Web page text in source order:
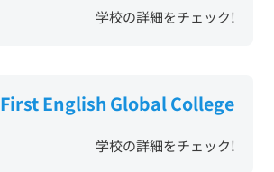
学校の詳細をチェック!
First English Global College
学校の詳細をチェック!